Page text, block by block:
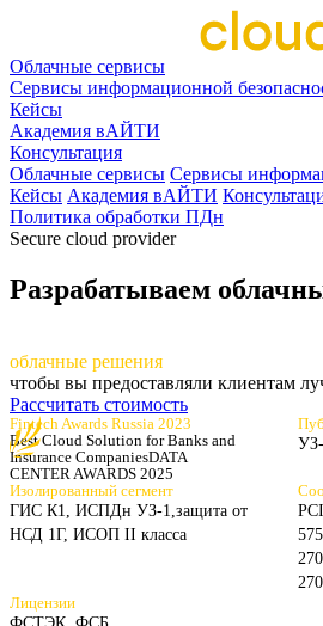
Облачные сервисы
Сервисы информационной
Кейсы
Академия вАЙТИ
Консультация
Облачные сервисы Сервисы
Кейсы Академия вАЙТИ
Политика обработки ПДн
Secure cloud provider
Разрабатываем
облачные решения
чтобы вы предоставляли клиентам
Рассчитать стоимость
Fintech Awards Russia 2023
Best Cloud Solution for Banks and
Insurance CompaniesDATA
CENTER AWARDS 2025
Изолированный сегмент
ГИС К1, ИСПДн УЗ-1, защита от
НСД 1Г, ИСОП II класса
Лицензии